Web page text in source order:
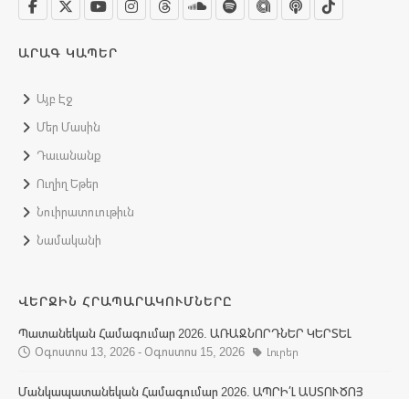
ԱՐԱԳ ԿԱՊԵՐ
Այբ Էջ
Մեր Մասին
Դաւանանք
Ուղիղ Եթեր
Նուիրատուութիւն
Նամականի
ՎԵՐՋԻՆ ՀՐԱՊԱՐԱԿՈՒՄՆԵՐԸ
Պատանեկան Համագումար 2026. ԱՌԱՋՆՈՐԴՆԵՐ ԿԵՐՏԵԼ
Օգոստոս 13, 2026 - Օգոստոս 15, 2026
Լուրեր
Մանկապատանեկան Համագումար 2026. ԱՊՐԻ՛Լ ԱՍՏՈՒԾՈՅ